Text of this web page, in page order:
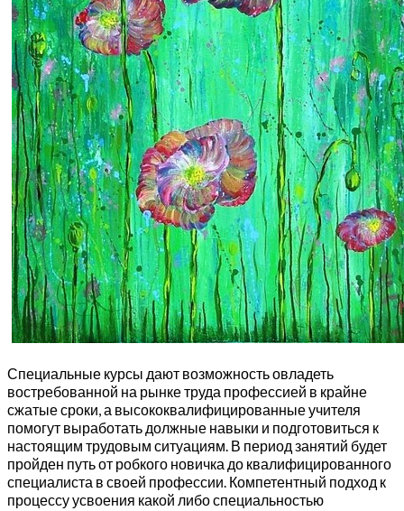
Специальные курсы дают возможность овладеть
востребованной на рынке труда профессией в крайне
сжатые сроки, а высококвалифицированные учителя
помогут выработать должные навыки и подготовиться к
настоящим трудовым ситуациям. В период занятий будет
пройден путь от робкого новичка до квалифицированного
специалиста в своей профессии. Компетентный подход к
процессу усвоения какой либо специальностью